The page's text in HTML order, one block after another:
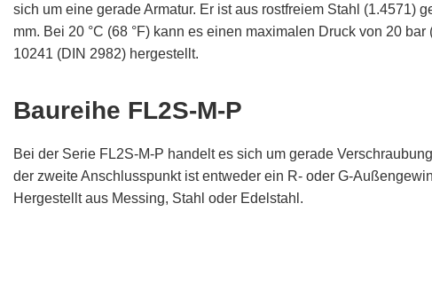
sich um eine gerade Armatur. Er ist aus rostfreiem Stahl (1.4571)
mm. Bei 20 °C (68 °F) kann es einen maximalen Druck von 20
10241 (DIN 2982) hergestellt.
Baureihe FL2S-M-P
Bei der Serie FL2S-M-P handelt es sich um gerade
der zweite Anschlusspunkt ist entweder ein R- oder G-
Hergestellt aus Messing, Stahl oder Edelstahl.